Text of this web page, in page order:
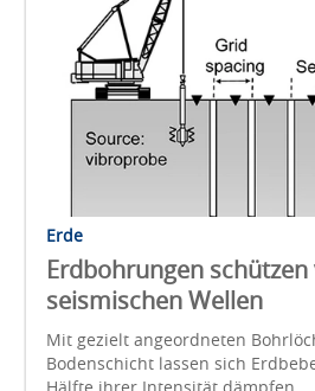
Erde
Erdbohrungen schützen
seismischen Wellen
Mit gezielt angeordneten
Bodenschicht lassen sich